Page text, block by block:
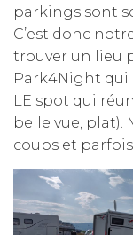
parkings sont
C’est donc
trouver un lieu
Park4Night qui
LE spot qui
belle vue, plat).
coups et